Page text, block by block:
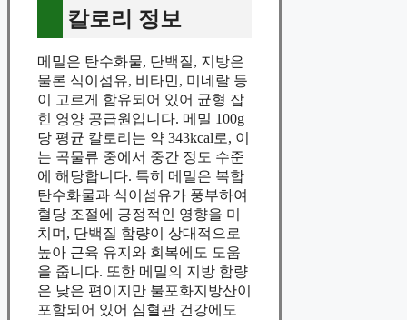
칼로리 정보
메밀은 탄수화물, 단백질, 지방은
물론 식이섬유, 비타민, 미네랄 등
이 고르게 함유되어 있어 균형 잡
힌 영양 공급원입니다. 메밀 100g
당 평균 칼로리는 약 343kcal로, 이
는 곡물류 중에서 중간 정도 수준
에 해당합니다. 특히 메밀은 복합
탄수화물과 식이섬유가 풍부하여
혈당 조절에 긍정적인 영향을 미
치며, 단백질 함량이 상대적으로
높아 근육 유지와 회복에도 도움
을 줍니다. 또한 메밀의 지방 함량
은 낮은 편이지만 불포화지방산이
포함되어 있어 심혈관 건강에도